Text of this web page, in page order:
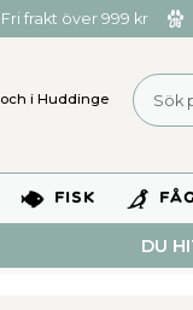
Fri frakt över 999 kr
och i Huddinge
FISK
DU